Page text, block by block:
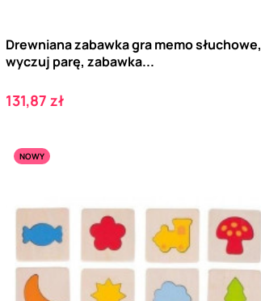
Drewniana zabawka gra memo słuchowe,
wyczuj parę, zabawka...
Cena
131,87 zł
NOWY